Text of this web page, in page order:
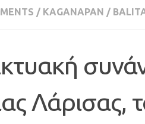
/ KAGANAPAN /
Λάρισας,